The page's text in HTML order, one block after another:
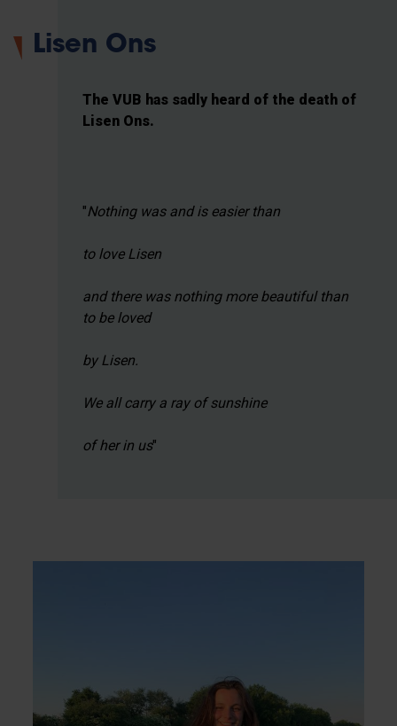
Lisen Ons
The VUB has sadly heard of the death of
Lisen Ons.
"Nothing was and is easier than
to love Lisen
and there was nothing more beautiful than
to be loved
by Lisen.
We all carry a ray of sunshine
of her in us"